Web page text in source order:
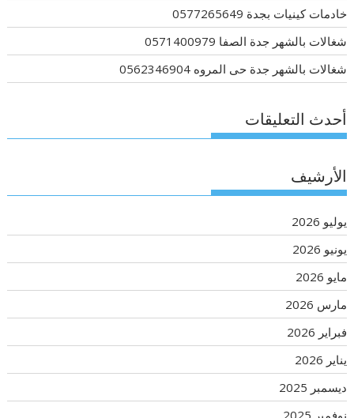
خادمات كينيات بجدة 0577265649
شغالات بالشهر جدة الصفا 0571400979
شغالات بالشهر جدة حى المروه 0562346904
أحدث التعليقات
الأرشيف
يوليو 2026
يونيو 2026
مايو 2026
مارس 2026
فبراير 2026
يناير 2026
ديسمبر 2025
نوفمبر 2025